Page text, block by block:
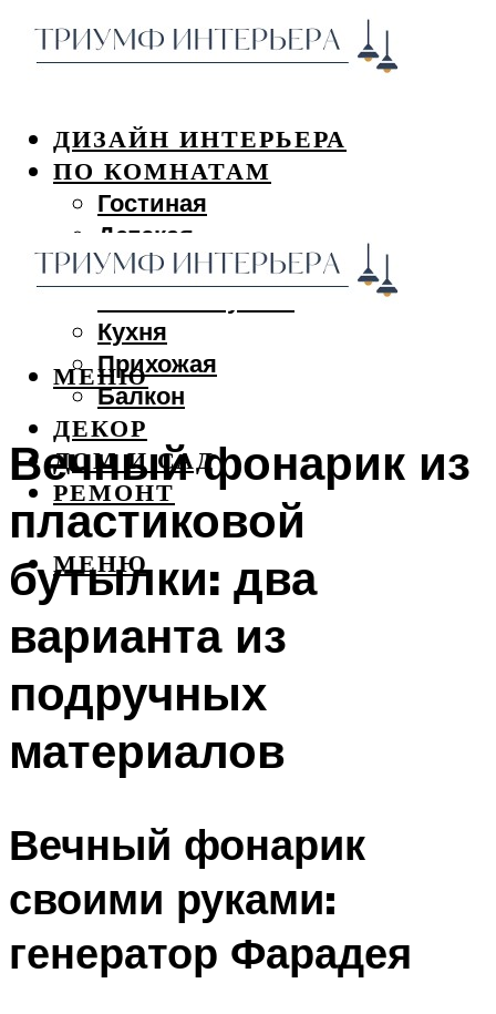
ДИЗАЙН ИНТЕРЬЕРА
ПО КОМНАТАМ
Гостиная
Детская
Спальня
Кухня
Прихожая
Балкон
ДЕКОР
ДОМ И САД
РЕМОНТ
МЕНЮ
МЕНЮ
Вечный фонарик из
пластиковой
бутылки: два
варианта из
подручных
материалов
Вечный фонарик
своими руками:
генератор Фарадея